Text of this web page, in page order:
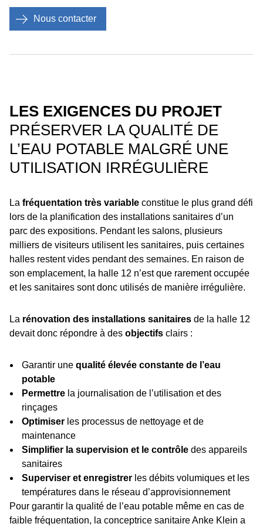
Nous contacter
LES EXIGENCES DU PROJET
PRÉSERVER LA QUALITÉ DE
L’EAU POTABLE MALGRÉ UNE
UTILISATION IRRÉGULIÈRE
La fréquentation très variable constitue le plus grand défi
lors de la planification des installations sanitaires d’un
parc des expositions. Pendant les salons, plusieurs
milliers de visiteurs utilisent les sanitaires, puis certaines
halles restent vides pendant des semaines. En raison de
son emplacement, la halle 12 n’est que rarement occupée
et les sanitaires sont donc utilisés de manière irrégulière.
La rénovation des installations sanitaires de la halle 12
devait donc répondre à des objectifs clairs :
Garantir une qualité élevée constante de l’eau
potable
Permettre la journalisation de l’utilisation et des
rinçages
Optimiser les processus de nettoyage et de
maintenance
Simplifier la supervision et le contrôle des appareils
sanitaires
Superviser et enregistrer les débits volumiques et les
températures dans le réseau d’approvisionnement
Pour garantir la qualité de l’eau potable même en cas de
faible fréquentation, la conceptrice sanitaire Anke Klein a